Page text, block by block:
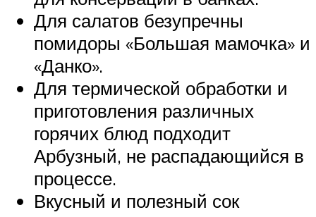
Для салатов безупречны
помидоры «Большая мамочка» и
«Данко».
Для термической обработки и
приготовления различных
горячих блюд подходит
Арбузный, не распадающийся в
процессе.
Вкусный и полезный сок